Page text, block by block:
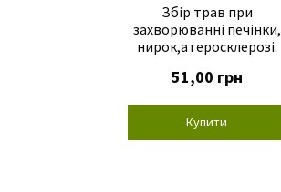
Збір трав при
захворюванні печінки,
нирок,атеросклерозі.
51,00 грн
Купити